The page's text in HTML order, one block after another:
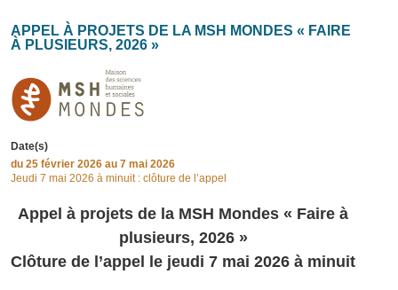
APPEL À PROJETS DE LA MSH MONDES « FAIRE
À PLUSIEURS, 2026 »
Date(s)
du 25 février 2026 au 7 mai 2026
Jeudi 7 mai 2026 à minuit : clôture de l’appel
Appel à projets de la MSH Mondes « Faire à
plusieurs, 2026 »
Clôture de l’appel le jeudi 7 mai 2026 à minuit